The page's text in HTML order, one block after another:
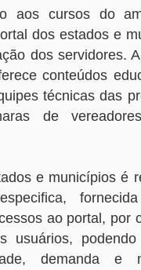
aos cursos do
dos estados e
dos servidores.
conteúdos
técnicas das
de
e municípios é
ao portal, por
usuários,
demanda e